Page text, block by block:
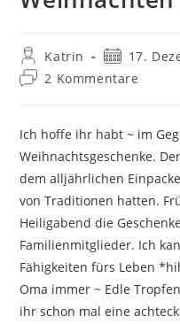
Beitrags-
Autor:
Katrin
Beitrag
17.
Beitrags-
2 Kommentare
Ich hoffe ihr habt ~ im
Weihnachtsgeschenke.
dem alljährlichen
von Traditionen hatten.
Heiligabend die
Familienmitglieder. Ich
Fähigkeiten fürs Leben
Oma immer ~ Edle
ihr schon mal eine